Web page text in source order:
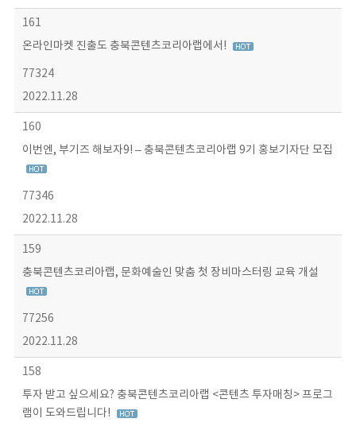
161
온라인마켓 진출도 충북콘텐츠코리아랩에서!
77324
2022.11.28
160
이번엔, 부기즈 해보자9! – 충북콘텐츠코리아랩 9기 홍보기자단 모집
77346
2022.11.28
159
충북콘텐츠코리아랩, 문화예술인 맞춤 첫 장비마스터링 교육 개설
77256
2022.11.28
158
투자 받고 싶으세요? 충북콘텐츠코리아랩 <콘텐츠 투자매칭> 프로그
램이 도와드립니다!